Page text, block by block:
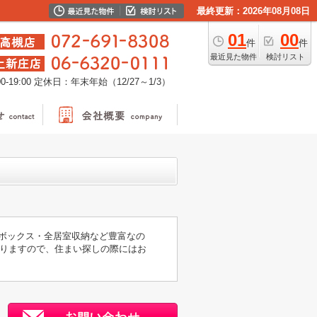
最終更新：2026年08月08日
01件
最近見た物件
00件
検討リスト
19:00 定休日：年末年始（12/27～1/3）
ックス・全居室収納など豊富なの
ますので、住まい探しの際にはお